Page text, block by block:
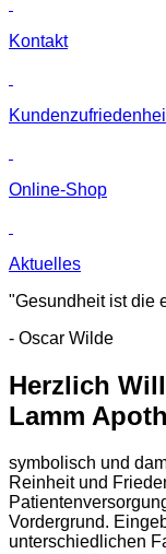
Kontakt
Online-Shop
Aktuelles
"Gesundheit ist die
- Oscar Wilde
Herzlich
Lamm
symbolisch und
Reinheit und
Vordergrund.
unterschiedlichen